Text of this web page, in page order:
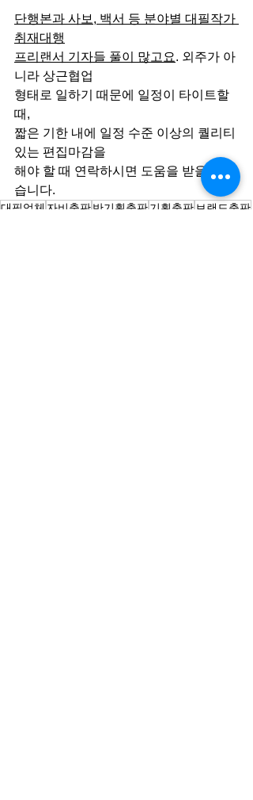
단행본과 사보, 백서 등 분야별 대필작가
취재대행
프리랜서 기자들 풀이 많고요. 외주가 아
니라 상근협업
형태로 일하기 때문에 일정이 타이트할
때,
짧은 기한 내에 일정 수준 이상의 퀄리티
있는 편집마감을
해야 할 때 연락하시면 도움을 받을 수 있
습니다.
대필업체 자비출판반기획출판기획출판 브랜드출판